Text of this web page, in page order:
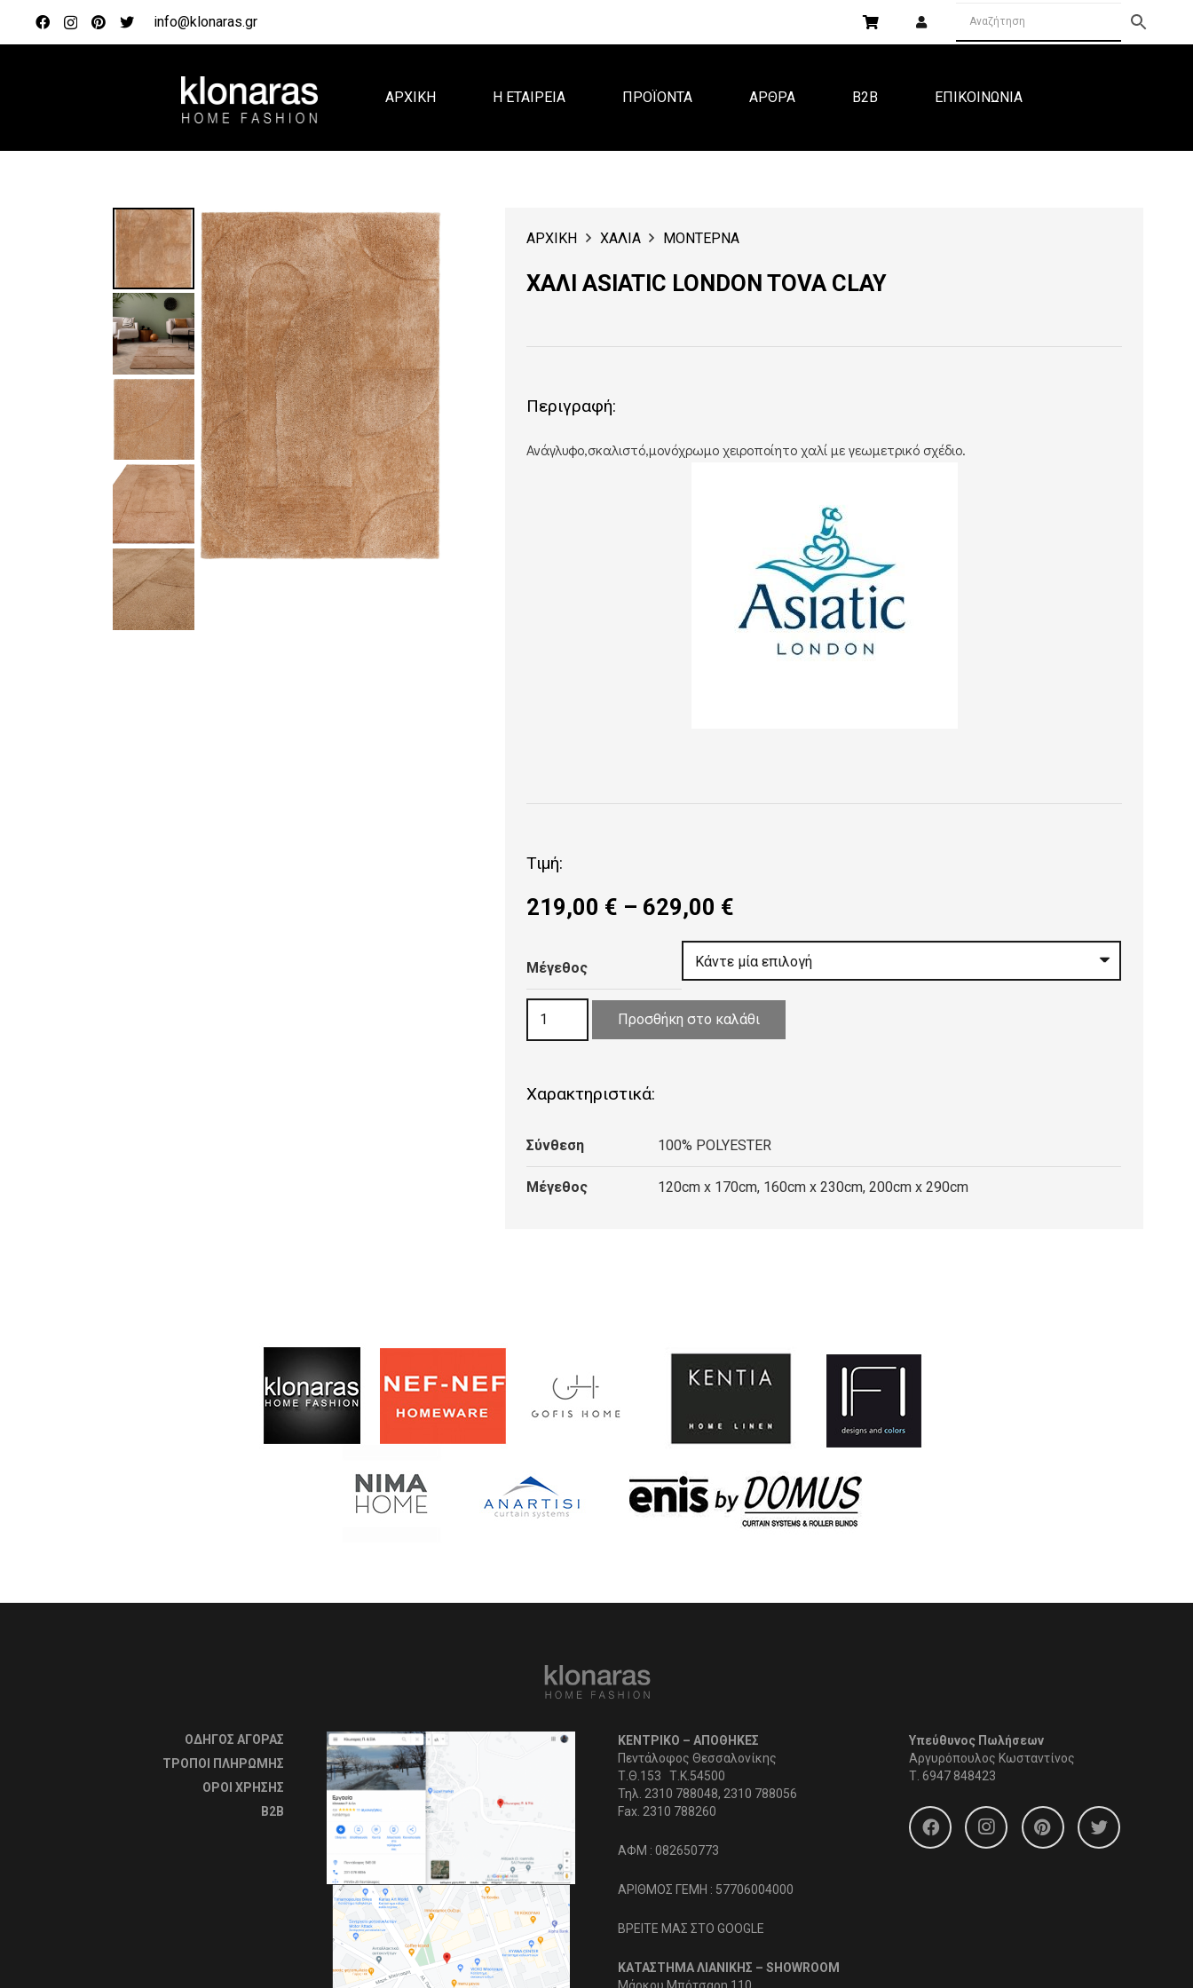
info@klonaras.gr
ΑΡΧΙΚΗ Η ΕΤΑΙΡΕΙΑ ΠΡΟΪΟΝΤΑ ΑΡΘΡΑ B2B ΕΠΙΚΟΙΝΩΝΙΑ
ΑΡΧΙΚΗ ΧΑΛΙΑ ΜΟΝΤΕΡΝΑ
ΧΑΛΙ ASIATIC LONDON TOVA CLAY
Περιγραφή:
Ανάγλυφο,σκαλιστό,μονόχρωμο χειροποίητο χαλί με γεωμετρικό σχέδιο.
Τιμή:
219,00 € – 629,00 €
219,00 €
through
629,00 €
Μέγεθος
CLAY
Προσθήκη στο καλάθι
Χαρακτηριστικά:
Σύνθεση 100% POLYESTER
Μέγεθος 120cm x 170cm, 160cm x 230cm, 200cm x 290cm
ΟΔΗΓΟΣ ΑΓΟΡΑΣ
ΤΡΟΠΟΙ ΠΛΗΡΩΜΗΣ
OΡΟΙ ΧΡΗΣΗΣ
B2B
ΚΕΝΤΡΙΚΟ – ΑΠΟΘΗΚΕΣ
Πεντάλοφος Θεσσαλονίκης
Τ.Θ.153 Τ.Κ.54500
Τηλ. 2310 788048, 2310 788056
Fax. 2310 788260
ΑΦΜ : 082650773
ΑΡΙΘΜΟΣ ΓΕΜΗ : 57706004000
ΒΡΕΙΤΕ ΜΑΣ ΣΤΟ GOOGLE
ΚΑΤΑΣΤΗΜΑ ΛΙΑΝΙΚΗΣ – SHOWROOM
Υπεύθυνος Πωλήσεων
Αργυρόπουλος Κωσταντίνος
Τ. 6947 848423